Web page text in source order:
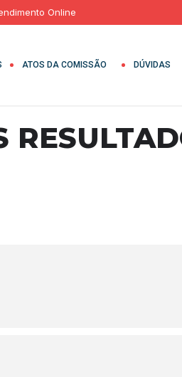
Online
ATOS DA COMISSÃO DÚVIDAS